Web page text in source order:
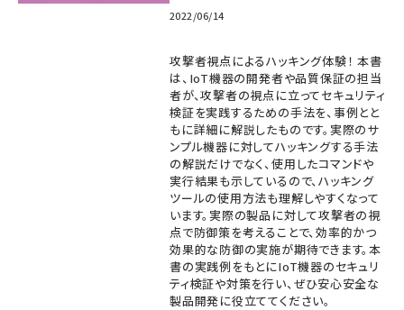
2022/06/14
攻撃者視点によるハッキング体験！ 本書
は、IoT機器の開発者や品質保証の担当
者が、攻撃者の視点に立ってセキュリティ
検証を実践するための手法を、事例とと
もに詳細に解説したものです。実際のサ
ンプル機器に対してハッキングする手法
の解説だけでなく、使用したコマンドや
実行結果も示しているので、ハッキング
ツールの使用方法も理解しやすくなって
います。実際の製品に対して攻撃者の視
点で防御策を考えることで、効率的かつ
効果的な防御の実施が期待できます。本
書の実践例をもとにIoT機器のセキュリ
ティ検証や対策を行い、ぜひ安心安全な
製品開発に役立ててください。